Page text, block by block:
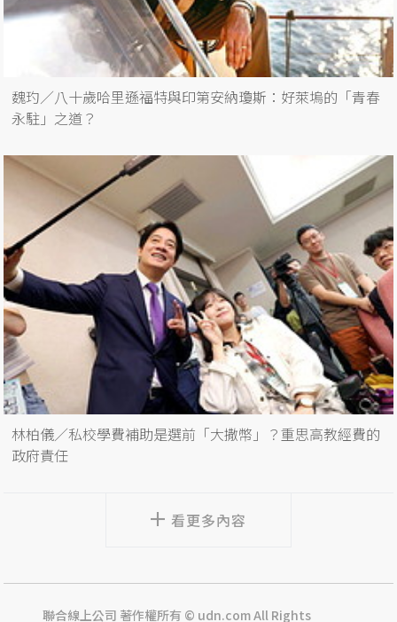
魏玓／八十歲哈里遜福特與印第安納瓊斯：好萊塢的「青春
永駐」之道？
林柏儀／私校學費補助是選前「大撒幣」？重思高教經費的
政府責任
看更多內容
聯合線上公司 著作權所有 © udn.com All Rights